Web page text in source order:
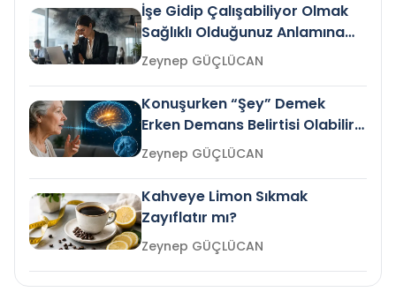
İşe Gidip Çalışabiliyor Olmak
Sağlıklı Olduğunuz Anlamına
Gelir mi?Zeynep GÜÇLÜCAN
Konuşurken “Şey” Demek
Erken Demans Belirtisi Olabilir
mi?
Zeynep GÜÇLÜCAN
Kahveye Limon Sıkmak
Zayıflatır mı?
Zeynep GÜÇLÜCAN